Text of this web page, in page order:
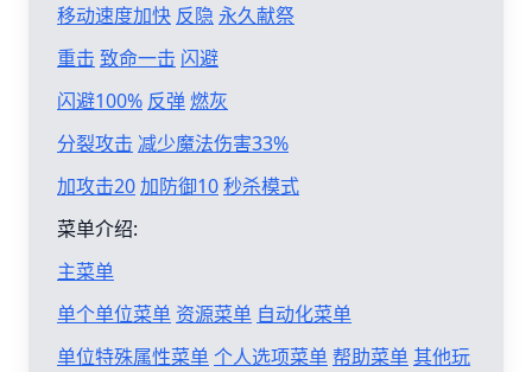
移动速度加快 反隐 永久献祭
重击 致命一击 闪避
闪避100% 反弹燃灰
分裂攻击 减少魔法伤害33%
加攻击20加防御10秒杀模式
菜单介绍:
主菜单
单个单位菜单 资源菜单 自动化菜单
单位特殊属性菜单个人选项菜单帮助菜单其他玩